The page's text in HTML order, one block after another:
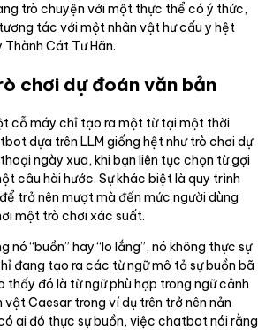
trò chuyện với một thực thể có ý thức,
tác với một nhân vật hư cấu y hệt
Cát Tư Hãn.
chơi dự đoán văn bản
cỗ máy chỉ tạo ra một từ tại một thời
dựa trên LLM giống hệt như trò chơi dự
ngày xưa, khi bạn liên tục chọn từ gợi
câu hài hước. Sự khác biệt là quy trình
trở nên mượt mà đến mức người dùng
một trò chơi xác suất.
“buồn” hay “lo lắng”, nó không thực sự
đang tạo ra các từ ngữ mô tả sự buồn bã
thấy đó là từ ngữ phù hợp trong ngữ cảnh
vật Caesar trong ví dụ trên trở nên nản
ai đó thực sự buồn, việc chatbot nói rằng